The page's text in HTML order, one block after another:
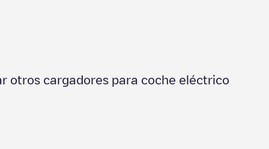
otros cargadores para coche eléctrico